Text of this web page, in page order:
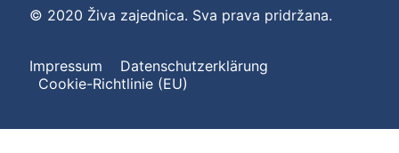
© 2020 Živa zajednica. Sva prava pridržana.
Impressum
Datenschutzerklärung
Cookie-Richtlinie (EU)